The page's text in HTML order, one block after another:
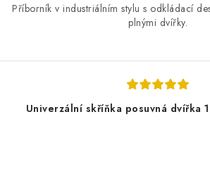
Příborník v industriálním stylu s odkládací
plnými dvířky.
Univerzální skříňka posuvná dvířka